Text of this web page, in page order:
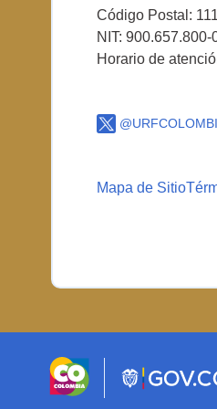
Código Postal:
NIT: 900.657.800-
Horario de
Mapa de Sitio